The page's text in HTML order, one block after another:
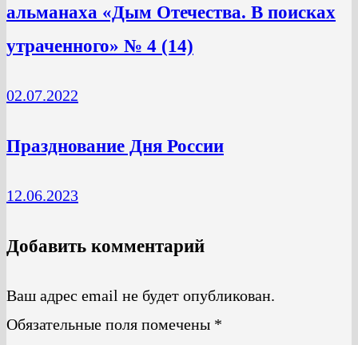
альманаха «Дым Отечества. В поисках
утраченного» № 4 (14)
02.07.2022
Празднование Дня России
12.06.2023
Добавить комментарий
Ваш адрес email не будет опубликован.
Обязательные поля помечены *